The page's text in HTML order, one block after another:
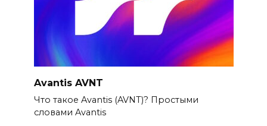
Avantis AVNT
Что такое Avantis (AVNT)? Простыми
словами Avantis